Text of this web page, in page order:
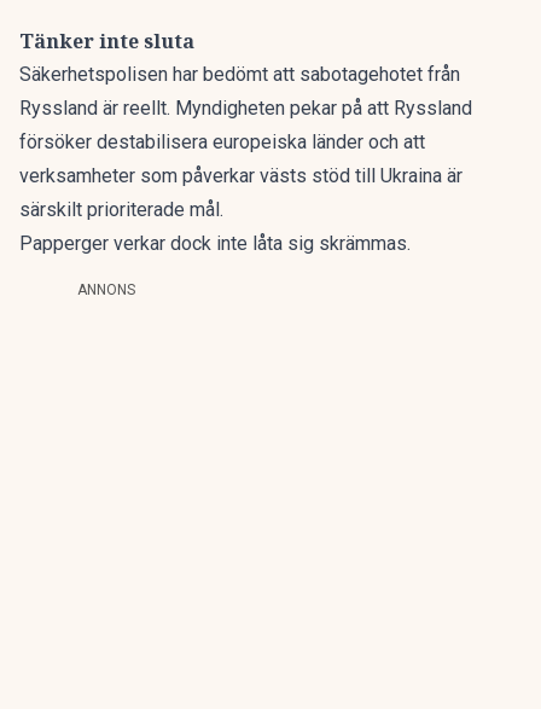
Tänker inte sluta
Säkerhetspolisen har bedömt att sabotagehotet från
Ryssland är reellt. Myndigheten pekar på att Ryssland
försöker destabilisera europeiska länder och att
verksamheter som påverkar västs stöd till Ukraina är
särskilt prioriterade mål.
Papperger verkar dock inte låta sig skrämmas.
ANNONS